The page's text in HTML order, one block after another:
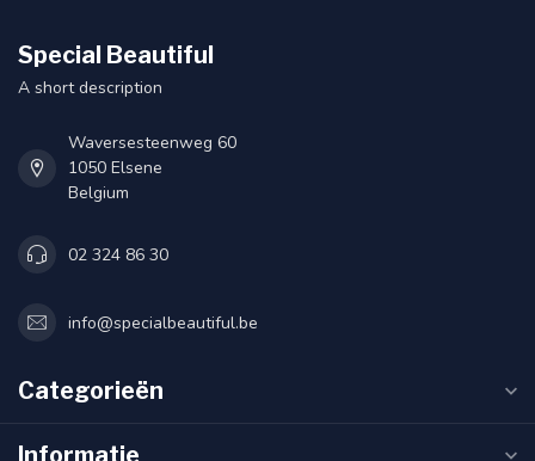
Special Beautiful
A short description
Waversesteenweg 60
1050 Elsene
Belgium
02 324 86 30
info@specialbeautiful.be
Categorieën
Informatie